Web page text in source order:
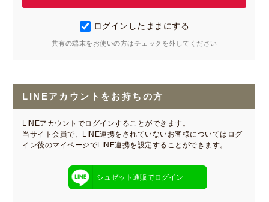
ログインしたままにする
共有の端末をお使いの方はチェックを外してください
LINEアカウントをお持ちの方
LINEアカウントでログインすることができます。
当サイト会員で、LINE連携をされていないお客様についてはログ
イン後のマイページでLINE連携を設定することができます。
シュゼット通販でログイン